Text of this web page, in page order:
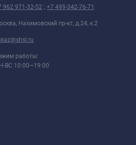
962 971-32-52 ; +7 499-342-76-71
Нахимовский пр-кт, д.24, к.2
работы:
ВС 10:00—19:00